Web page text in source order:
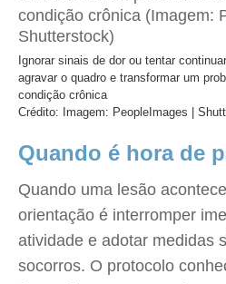
Ignorar sinais de dor ou tentar
agravar o quadro e transformar um
condição crônica
Crédito: Imagem: PeopleImages |
Quando é hora de
Quando uma lesão
orientação é interromper
atividade e adotar medidas
socorros. O protocolo